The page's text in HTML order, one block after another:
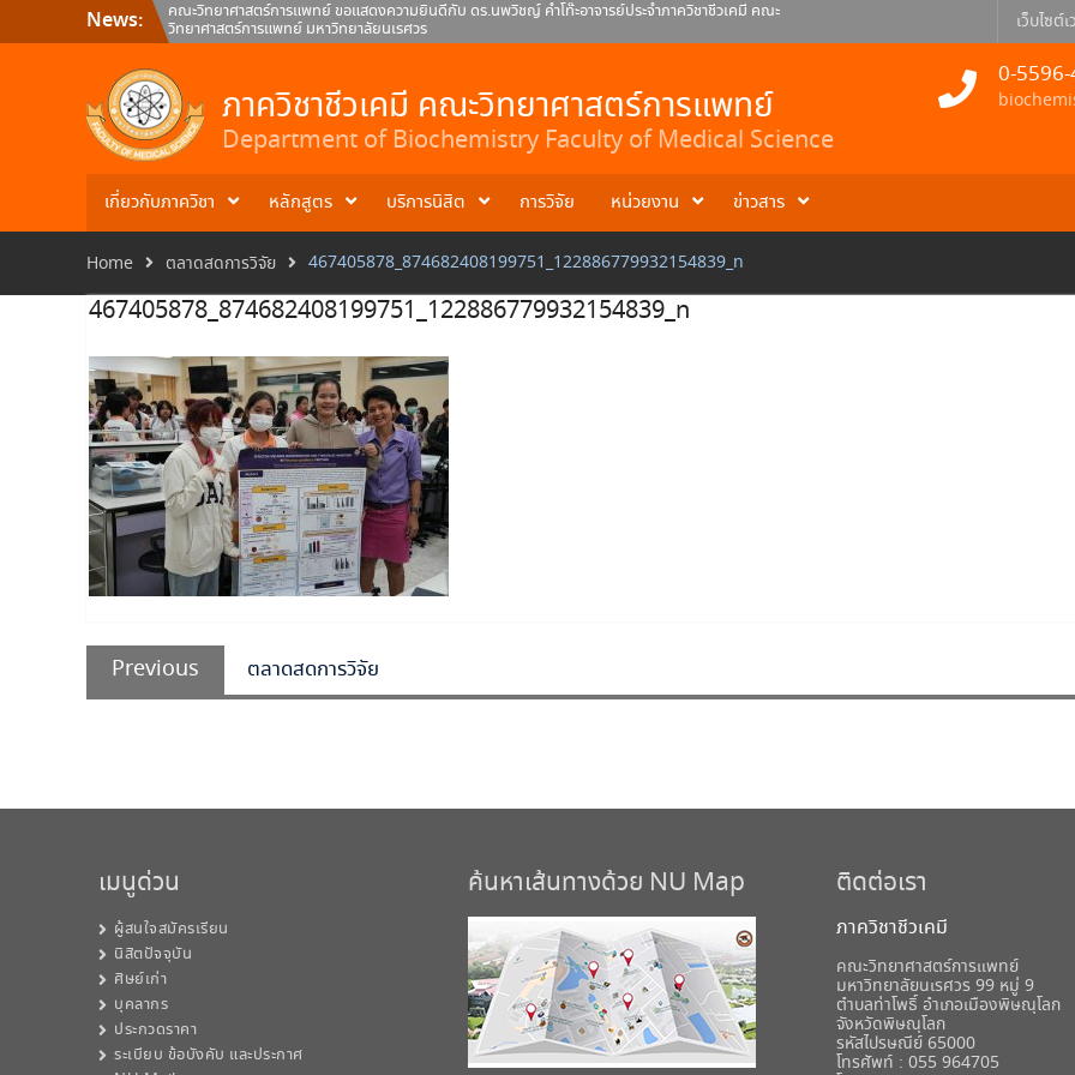
content
News: คณะวิทยาศาสตร์การแพทย์ ขอแสดงความยินดีกับ ดร.นพวิชญ์ คำโท๊ะอาจารย์ประจำภาควิชาชีวเคมี คณะ
วิทยาศาสตร์การแพทย์ มหาวิทยาลัยนเรศวร
คณะวิทยาศาสตร์การแพทย์ มหาวิทยาลัยนเรศวร ขอแสดงความยินดีกับดร.ธเนศ สอนดา อาจารย์ประจำ
คณะวิทยาศาสตร์การแพทย์ ขอแสดงความยินดีกับ ผศ.ดร.สมภพว์ พินิจ อาจารย์ประจำภาควิชาชีวเคมี
คณะวิทยาศาสตร์การแพทย์ มหาวิทยาลัยนเรศวร
เว็บไซต์
ภาควิชาชีวเคมี คณะวิทยาศาสตร์การแพทย์
Department of Biochemistry Faculty of Medical Science
0-
เกี่ยวกับภาควิชา หลักสูตร บริการนิสิต การวิจัย หน่วยงาน ข่าวสาร
Home ตลาดสดการวิจัย 467405878_874682408199751_122886779932154839_n
467405878_874682408199751_122886779932154839_n
แนะแนว
เรื่อง
Previous
Previous
post:
ตลาดสดการวิจัย
เมนูด่วน
ผู้สนใจสมัครเรียน
นิสิตปัจจุบัน
ศิษย์เก่า
บุคลากร
ประกวดราคา
ระเบียบ ข้อบังคับ และประกาศ
ค้นหาเส้นทางด้วย NU Map ติดต่อเรา
ภาควิชาชีวเคมี
คณะวิทยาศาสตร์การแพทย์
มหาวิทยาลัยนเรศวร 99 หมู่ 9
ตำบลท่าโพธิ์ อำเภอเมืองพิษณุโลก
จังหวัดพิษณุโลก
รหัสไปรษณีย์ 65000
โทรศัพท์ : 055 964705